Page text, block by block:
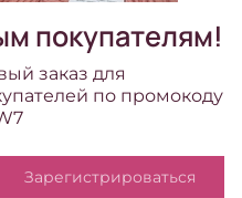
синий)
покупателям!
заказ для
по промокоду
Зарегистрироваться